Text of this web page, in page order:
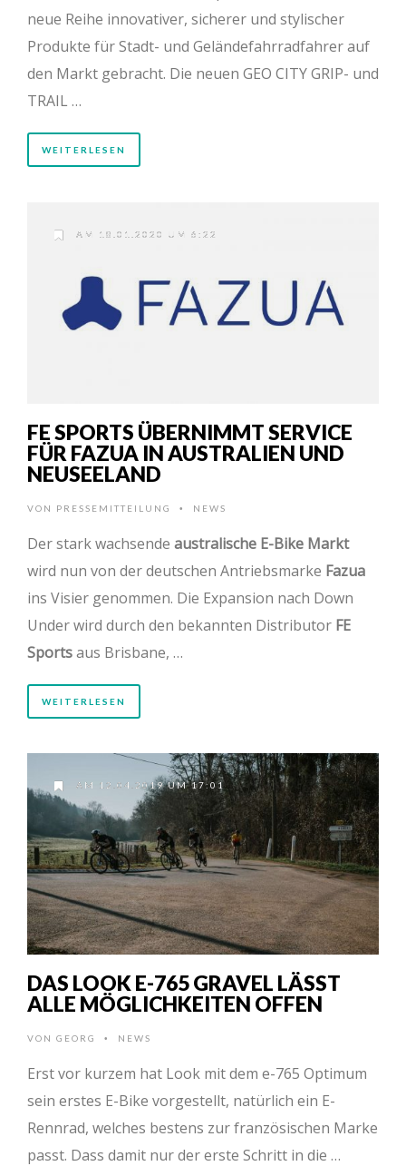
neue Reihe innovativer, sicherer und stylischer
Produkte für Stadt- und Geländefahrradfahrer auf
den Markt gebracht. Die neuen GEO CITY GRIP- und
TRAIL …
WEITERLESEN
AM 18.01.2020 UM 6:22
FE SPORTS ÜBERNIMMT SERVICE
FÜR FAZUA IN AUSTRALIEN UND
NEUSEELAND
VON PRESSEMITTEILUNG • NEWS
Der stark wachsende australische E-Bike Markt
wird nun von der deutschen Antriebsmarke Fazua
ins Visier genommen. Die Expansion nach Down
Under wird durch den bekannten Distributor FE
Sportsaus Brisbane, …
WEITERLESEN
AM 12.04.2019 UM 17:01
DAS LOOK E-765 GRAVEL LÄSST
ALLE MÖGLICHKEITEN OFFEN
VON GEORG • NEWS
Erst vor kurzem hat Look mit dem e-765 Optimum
sein erstes E-Bike vorgestellt, natürlich ein E-
Rennrad, welches bestens zur französischen Marke
passt. Dass damit nur der erste Schritt in die …